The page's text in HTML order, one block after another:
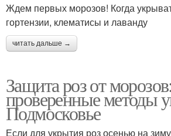
Ждем первых морозов! Когда
гортензии, клематисы и лаванду
читать дальше →
Защита роз от морозов:
проверенные методы
Подмосковье
Если для укрытия роз осенью на